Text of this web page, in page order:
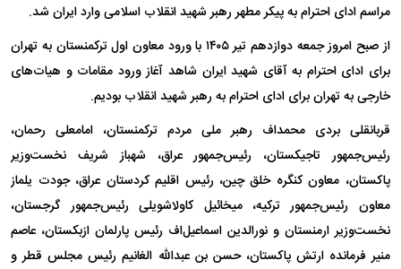
مراسم ادای احترام به پیکر مطهر رهبر شهید انقلاب اسلامی وارد ایران شد.
از صبح امروز جمعه دوازدهم تیر ۱۴۰۵ با ورود معاون اول ترکمنستان به تهران
برای ادای احترام به آقای شهید ایران شاهد آغاز ورود مقامات و هیات‌های
خارجی به تهران برای ادای احترام به رهبر شهید انقلاب بودیم.
قربانقلی بردی‌ محمداف رهبر ملی مردم ترکمنستان، امامعلی رحمان،
رئیس‌جمهور تاجیکستان، رئیس‌جمهور عراق، شهباز شریف نخست‌وزیر
پاکستان، معاون کنگره خلق چین، رئیس اقلیم کردستان عراق، جودت یلماز
معاون رئیس‌جمهور ترکیه، میخائیل کاولاشویلی رئیس‌جمهور گرجستان،
نخست‌وزیر ارمنستان و نورالدین اسماعیل‌اف رئیس پارلمان ازبکستان، عاصم
منیر فرمانده ارتش پاکستان، حسن بن عبدالله الغانیم رئیس مجلس قطر و